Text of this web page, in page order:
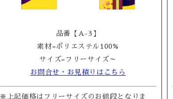
品番【A-3】
素材=ポリエステル100%
サイズ=フリーサイズ～
お問合せ・お見積りはこちら
※上記価格はフリーサイズのお値段となりま